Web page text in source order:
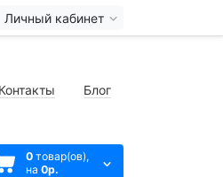
Личный кабинет
Контакты Блог
0 товар(ов),
на 0р.